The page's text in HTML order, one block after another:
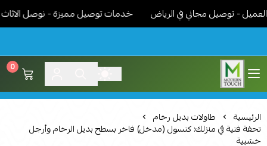
- توصيل مجاني في الرياض خدمات توصيل مميزة - نوصل الاثاث
اثاث مودرن لمسة عصرية
0
الرئيسية طاولات بديل رخام
تحفة فنية في منزلك: كنسول (مدخل) فاخر بسطح بديل الرخام وأرجل
خشبية